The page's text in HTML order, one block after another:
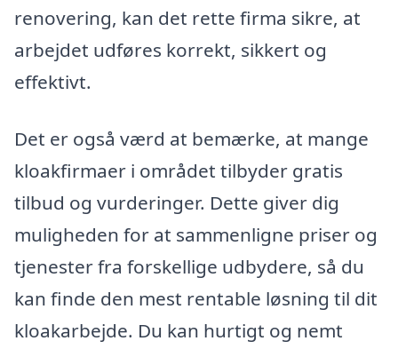
renovering, kan det rette firma sikre, at
arbejdet udføres korrekt, sikkert og
effektivt.
Det er også værd at bemærke, at mange
kloakfirmaer i området tilbyder gratis
tilbud og vurderinger. Dette giver dig
muligheden for at sammenligne priser og
tjenester fra forskellige udbydere, så du
kan finde den mest rentable løsning til dit
kloakarbejde. Du kan hurtigt og nemt